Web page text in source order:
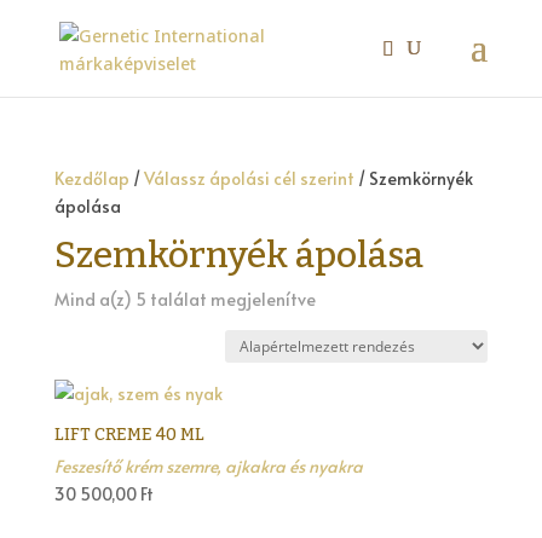
Kezdőlap /Válassz ápolási cél szerint / Szemkörnyék
ápolása
Szemkörnyék ápolása
Mind a(z) 5 találat megjelenítve
LIFT CREME 40 ML
Feszesítő krém szemre, ajkakra és nyakra
30 500,00 Ft